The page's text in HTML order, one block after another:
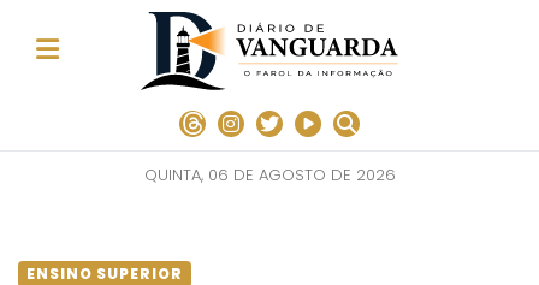
QUINTA, 06 DE AGOSTO DE 2026
ENSINO SUPERIOR